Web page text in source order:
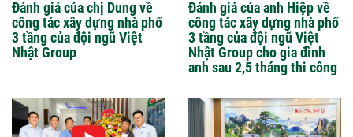
Đánh giá của chị Dung về
công tác xây dựng nhà phố
3 tầng của đội ngũ Việt
Nhật Group
Đánh giá của anh Hiệp về
công tác xây dựng nhà phố
3 tầng của đội ngũ Việt
Nhật Group cho gia đình
anh sau 2,5 tháng thi công